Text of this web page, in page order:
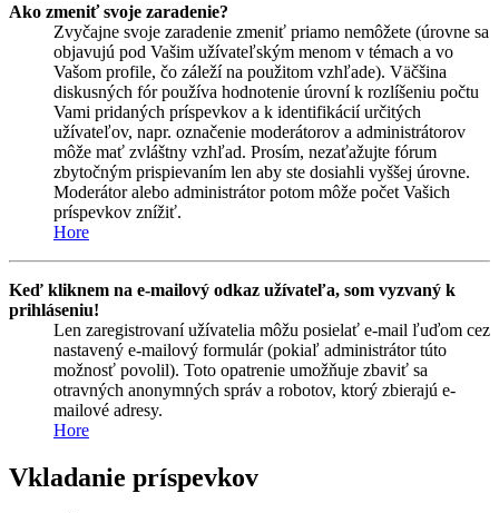
Ako zmeniť svoje zaradenie?
Zvyčajne svoje zaradenie zmeniť priamo nemôžete (úrovne sa
objavujú pod Vašim užívateľským menom v témach a vo
Vašom profile, čo záleží na použitom vzhľade). Väčšina
diskusných fór používa hodnotenie úrovní k rozlíšeniu počtu
Vami pridaných príspevkov a k identifikácií určitých
užívateľov, napr. označenie moderátorov a administrátorov
môže mať zvláštny vzhľad. Prosím, nezaťažujte fórum
zbytočným prispievaním len aby ste dosiahli vyššej úrovne.
Moderátor alebo administrátor potom môže počet Vašich
príspevkov znížiť.
Hore
Keď kliknem na e-mailový odkaz užívateľa, som vyzvaný k
prihláseniu!
Len zaregistrovaní užívatelia môžu posielať e-mail ľuďom cez
nastavený e-mailový formulár (pokiaľ administrátor túto
možnosť povolil). Toto opatrenie umožňuje zbaviť sa
otravných anonymných správ a robotov, ktorý zbierajú e-
mailové adresy.
Hore
Vkladanie príspevkov